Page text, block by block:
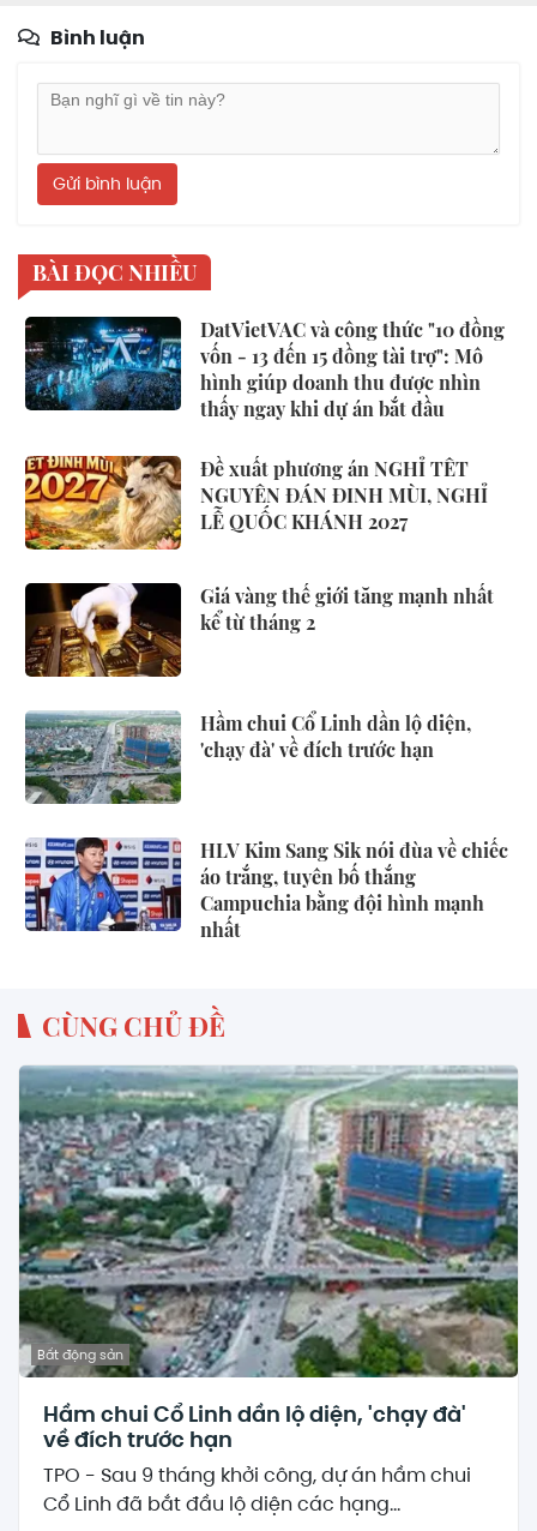
Bình luận
Gửi bình luận
BÀI ĐỌC NHIỀU
DatVietVAC và công thức "10 đồng
vốn - 13 đến 15 đồng tài trợ": Mô
hình giúp doanh thu được nhìn
thấy ngay khi dự án bắt đầu
Đề xuất phương án NGHỈ TẾT
NGUYÊN ĐÁN ĐINH MÙI, NGHỈ
LỄ QUỐC KHÁNH 2027
Giá vàng thế giới tăng mạnh nhất
kể từ tháng 2
Hầm chui Cổ Linh dần lộ diện,
'chạy đà' về đích trước hạn
HLV Kim Sang Sik nói đùa về chiếc
áo trắng, tuyên bố thắng
Campuchia bằng đội hình mạnh
nhất
CÙNG CHỦ ĐỀ
Bất động sản
Hầm chui Cổ Linh dần lộ diện, 'chạy đà'
về đích trước hạn
TPO - Sau 9 tháng khởi công, dự án hầm chui
Cổ Linh đã bắt đầu lộ diện các hạng...